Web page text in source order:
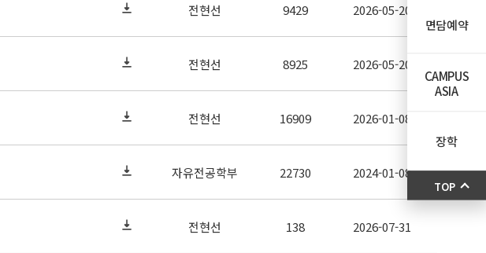
전현선 9429 2026-05-20
전현선 8925 2026-05-20
전현선 16909 2026-01-08
자유전공학부 22730 2024-01-08
전현선 138 2026-07-31
면담예약
CAMPUS
ASIA
장학
TOP